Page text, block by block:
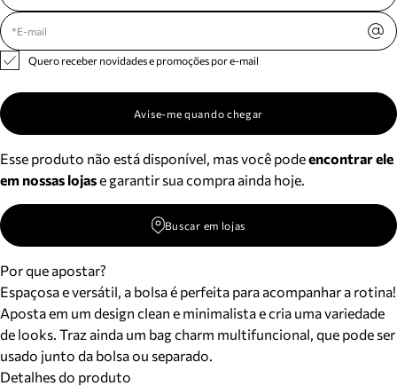
Quero receber novidades e promoções por e-mail
Avise-me quando chegar
Esse produto não está disponível, mas você podeencontrar ele
em nossas lojase garantir sua compra ainda hoje.
Buscar em lojas
Por que apostar?
Espaçosa e versátil, a bolsa é perfeita para acompanhar a rotina!
Aposta em um design clean e minimalista e cria uma variedade
de looks. Traz ainda um bag charm multifuncional, que pode ser
usado junto da bolsa ou separado.
Detalhes do produto